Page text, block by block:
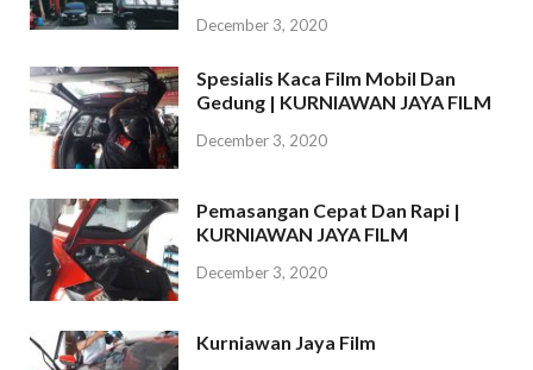
December 3, 2020
Spesialis Kaca Film Mobil Dan
Gedung | KURNIAWAN JAYA FILM
December 3, 2020
Pemasangan Cepat Dan Rapi |
KURNIAWAN JAYA FILM
December 3, 2020
Kurniawan Jaya Film